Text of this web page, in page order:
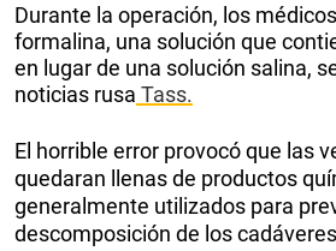
Durante la operación, los
formalina, una solución que
en lugar de una solución salina,
noticias rusa Tass.
El horrible error provocó que las
quedaran llenas de productos
generalmente utilizados para
descomposición de los